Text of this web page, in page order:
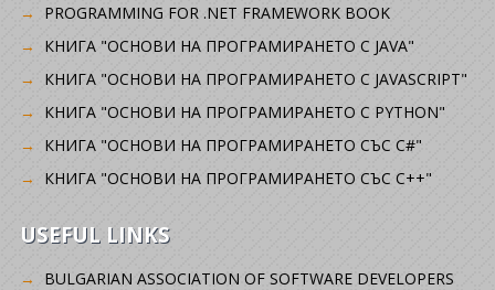
PROGRAMMING FOR .NET FRAMEWORK BOOK
КНИГА "ОСНОВИ НА ПРОГРАМИРАНЕТО С JAVA"
КНИГА "ОСНОВИ НА ПРОГРАМИРАНЕТО С JAVASCRIPT"
КНИГА "ОСНОВИ НА ПРОГРАМИРАНЕТО С PYTHON"
КНИГА "ОСНОВИ НА ПРОГРАМИРАНЕТО СЪС C#"
КНИГА "ОСНОВИ НА ПРОГРАМИРАНЕТО СЪС C++"
USEFUL LINKS
BULGARIAN ASSOCIATION OF SOFTWARE DEVELOPERS